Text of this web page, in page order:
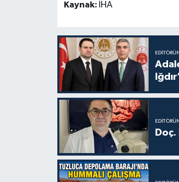
Kaynak: İHA